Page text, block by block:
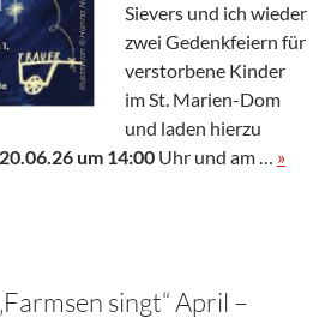
Sievers und ich wieder
zwei Gedenkfeiern für
verstorbene Kinder
im St. Marien-Dom
und laden hierzu
um 14:00 Uhr und am … »
singt“ April –